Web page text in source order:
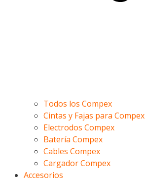
Todos los Compex
Cintas y Fajas para Compex
Electrodos Compex
Batería Compex
Cables Compex
Cargador Compex
Accesorios